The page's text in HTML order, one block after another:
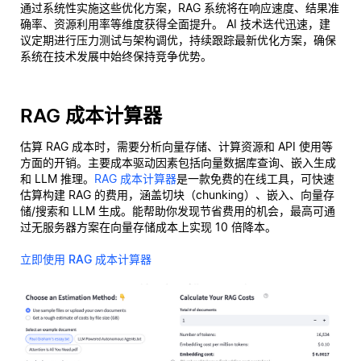
通过系统性实施这些优化方案，RAG 系统将在响应速度、结果准
确率、资源利用率等维度获得全面提升。 AI 技术迭代迅速，建
议定期进行压力测试与架构调优，持续跟踪最新优化方案，确保
系统在技术发展中始终保持竞争优势。
RAG 成本计算器
估算 RAG 成本时，需要分析向量存储、计算资源和 API 使用等
方面的开销。主要成本驱动因素包括向量数据库查询、嵌入生成
和 LLM 推理。 RAG 成本计算器是一款免费的在线工具，可快速
估算构建 RAG 的费用，涵盖切块（chunking）、嵌入、向量存
储/搜索和 LLM 生成。能帮助你发现节省费用的机会，最高可通
过无服务器方案在向量存储成本上实现 10 倍降本。
立即使用 RAG 成本计算器